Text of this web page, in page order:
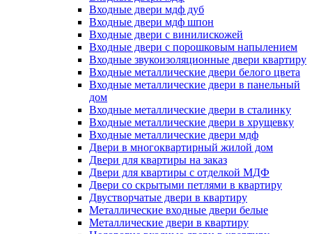
Входные двери мдф дуб
Входные двери мдф шпон
Входные двери с винилискожей
Входные двери с порошковым напылением
Входные звукоизоляционные двери квартиру
Входные металлические двери белого цвета
Входные металлические двери в панельный
дом
Входные металлические двери в сталинку
Входные металлические двери в хрущевку
Входные металлические двери мдф
Двери в многоквартирный жилой дом
Двери для квартиры на заказ
Двери для квартиры с отделкой МДФ
Двери со скрытыми петлями в квартиру
Двустворчатые двери в квартиру
Металлические входные двери белые
Металлические двери в квартиру